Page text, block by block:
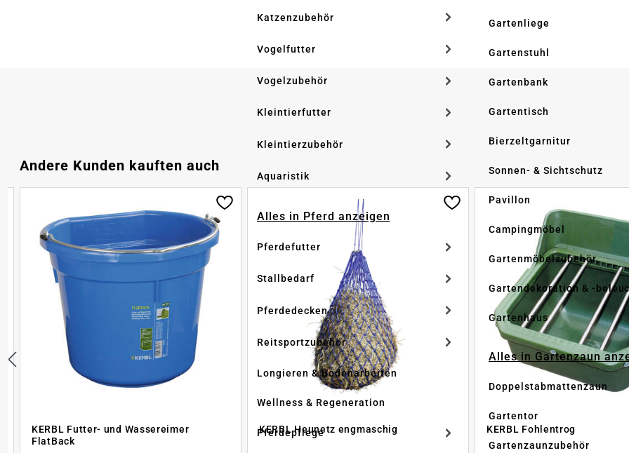
Katzenzubehör
Vogelfutter
Vogelzubehör
Kleintierfutter
Kleintierzubehör
Aquaristik
Alles in Pferd anzeigen
Pferdefutter
Stallbedarf
Pferdedecken
Reitsportzubehör
Longieren & Bodenarbeiten
Wellness & Regeneration
Pferdepflege
Gartenliege
Gartenstuhl
Gartenbank
Gartentisch
Bierzeltgarnitur
Sonnen- & Sichtschutz
Pavillon
Campingmöbel
Gartenmöbelzubehör
Gartendekoration & -
Gartenhaus
Alles in Gartenzaun
Doppelstabmattenzaun
Gartentor
Gartenzaunzubehör
Produktgalerie überspringen
Andere Kunden kauften auch
KERBL Futter- und Wassereimer
FlatBack
KERBL Heunetz engmaschig KERBL Fohlentrog